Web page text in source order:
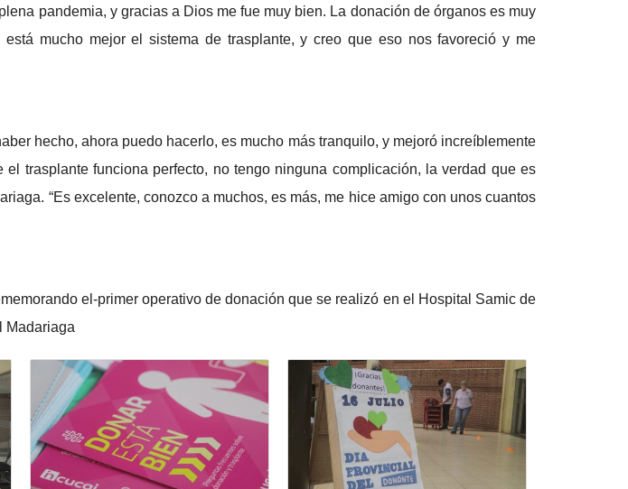
pandemia, y gracias a Dios me fue muy bien. La donación de órganos es muy
mucho mejor el sistema de trasplante, y creo que eso nos favoreció y me
hecho, ahora puedo hacerlo, es mucho más tranquilo, y mejoró increíblemente
trasplante funciona perfecto, no tengo ninguna complicación, la verdad que es
“Es excelente, conozco a muchos, es más, me hice amigo con unos cuantos
el-primer operativo de donación que se realizó en el Hospital Samic de
Madariaga